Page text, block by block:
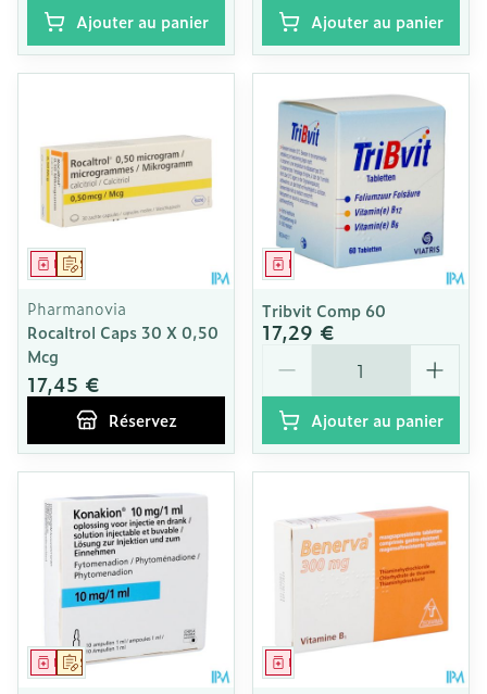
Ajouter au panier Ajouter au panier
Sur prescription
Médicament
Pharmanovia
Rocaltrol Caps 30 X 0,50
Mcg
17,45 €
Réservez
Médicament
Tribvit Comp 60
17,29 €
Ajouter au panier
Sur prescription
Médicament Médicament